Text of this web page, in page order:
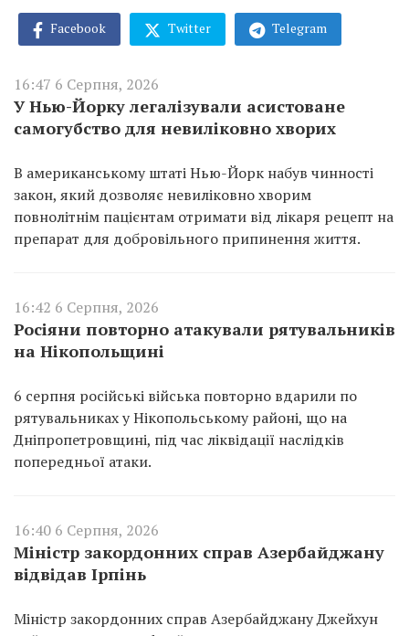
Facebook Twitter Telegram
16:47 6 Серпня, 2026
У Нью-Йорку легалізували асистоване
самогубство для невиліковно хворих
В американському штаті Нью-Йорк набув чинності
закон, який дозволяє невиліковно хворим
повнолітнім пацієнтам отримати від лікаря рецепт на
препарат для добровільного припинення життя.
16:42 6 Серпня, 2026
Росіяни повторно атакували рятувальників
на Нікопольщині
6 серпня російські війська повторно вдарили по
рятувальниках у Нікопольському районі, що на
Дніпропетровщині, під час ліквідації наслідків
попередньої атаки.
16:40 6 Серпня, 2026
Міністр закордонних справ Азербайджану
відвідав Ірпінь
Міністр закордонних справ Азербайджану Джейхун